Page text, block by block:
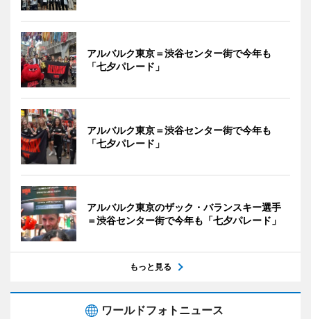
アルバルク東京＝渋谷センター街で今年も
「七夕パレード」
アルバルク東京＝渋谷センター街で今年も
「七夕パレード」
アルバルク東京のザック・バランスキー選手
＝渋谷センター街で今年も「七夕パレード」
もっと見る
ワールドフォトニュース